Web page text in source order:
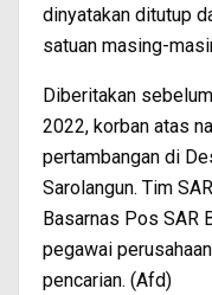
dinyatakan ditutup
satuan masing-
Diberitakan
2022, korban atas
pertambangan di
Sarolangun. Tim
Basarnas Pos SAR
pegawai
pencarian. (Afd)